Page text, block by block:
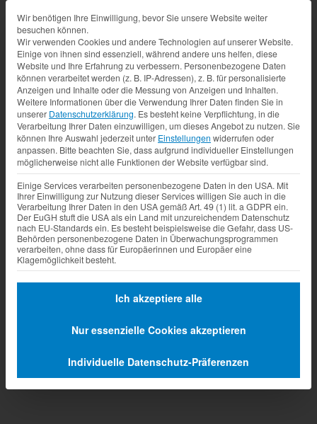
Datenschutz-Präferenz
Wir benötigen Ihre Einwilligung, bevor Sie unsere Website weiter
besuchen können.
Wir verwenden Cookies und andere Technologien auf unserer Website.
Einige von ihnen sind essenziell, während andere uns helfen, diese
Website und Ihre Erfahrung zu verbessern. Personenbezogene Daten
können verarbeitet werden (z. B. IP-Adressen), z. B. für personalisierte
Anzeigen und Inhalte oder die Messung von Anzeigen und Inhalten.
Weitere Informationen über die Verwendung Ihrer Daten finden Sie in
unserer Datenschutzerklärung. Es besteht keine Verpflichtung, in die
Verarbeitung Ihrer Daten einzuwilligen, um dieses Angebot zu nutzen. Sie
können Ihre Auswahl jederzeit unter Einstellungen widerrufen oder
anpassen. Bitte beachten Sie, dass aufgrund individueller Einstellungen
möglicherweise nicht alle Funktionen der Website verfügbar sind.
Einige Services verarbeiten personenbezogene Daten in den USA. Mit
Ihrer Einwilligung zur Nutzung dieser Services willigen Sie auch in die
Verarbeitung Ihrer Daten in den USA gemäß Art. 49 (1) lit. a GDPR ein.
Der EuGH stuft die USA als ein Land mit unzureichendem Datenschutz
nach EU-Standards ein. Es besteht beispielsweise die Gefahr, dass US-
Behörden personenbezogene Daten in Überwachungsprogrammen
verarbeiten, ohne dass für Europäerinnen und Europäer eine
Klagemöglichkeit besteht.
Ich akzeptiere alle
Nur essenzielle Cookies akzeptieren
Individuelle Datenschutz-Präferenzen